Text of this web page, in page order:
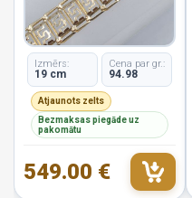
Izmērs:
19 cm
Cena par gr.:
94.98
Atjaunots zelts
Bezmaksas piegāde uz
pakomātu
549.00 €